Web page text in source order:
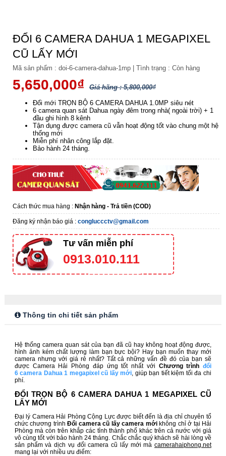
ĐỔI 6 CAMERA DAHUA 1 MEGAPIXEL
CŨ LẤY MỚI
Mã sản phẩm : doi-6-camera-dahua-1mp | Tình trạng : Còn hàng
5,650,000₫ Giá hãng : 5,800,000₫
Đổi mới TRỌN BỘ 6 CAMERA DAHUA 1.0MP siêu nét
6 camera quan sát Dahua ngày đêm trong nhà( ngoài trời) + 1
đầu ghi hình 8 kênh
Tận dụng được camera cũ vẫn hoạt động tốt vào chung một hệ
thống mới
Miễn phí nhân công lắp đặt.
Bảo hành 24 tháng.
Cách thức mua hàng : Nhận hàng - Trả tiền (COD)
Đăng ký nhận báo giá : congluccctv@gmail.com
Tư vấn miễn phí
0913.010.111
Thông tin chi tiết sản phẩm
Hệ thống camera quan sát của bạn đã cũ hay không hoạt động được,
hình ảnh kém chất lượng làm bạn bực bội? Hay bạn muốn thay mới
camera nhưng với giá rẻ nhất? Tất cả những vấn đề đó của bạn sẽ
được Camera Hải Phòng đáp ứng tốt nhất với Chương trình đổi
6 camera Dahua 1 megapixel cũ lấy mới, giúp bạn tiết kiệm tối đa chi
phí.
ĐỔI TRỌN BỘ 6 CAMERA DAHUA 1 MEGAPIXEL CŨ
LẤY MỚI
Đại lý Camera Hải Phòng Cộng Lực được biết đến là địa chỉ chuyên tổ
chức chương trìnhĐổi camera cũ lấy camera mớikhông chỉ ở tại Hải
Phòng mà còn trên khắp các tỉnh thành phố khác trên cả nước với giá
vô cùng tốt với bảo hành 24 tháng. Chắc chắc quý khách sẽ hài lòng về
sản phẩm và dịch vụ đổi camera cũ lấy mới mà camerahaiphong.net
mang lại với nhiều ưu điểm: